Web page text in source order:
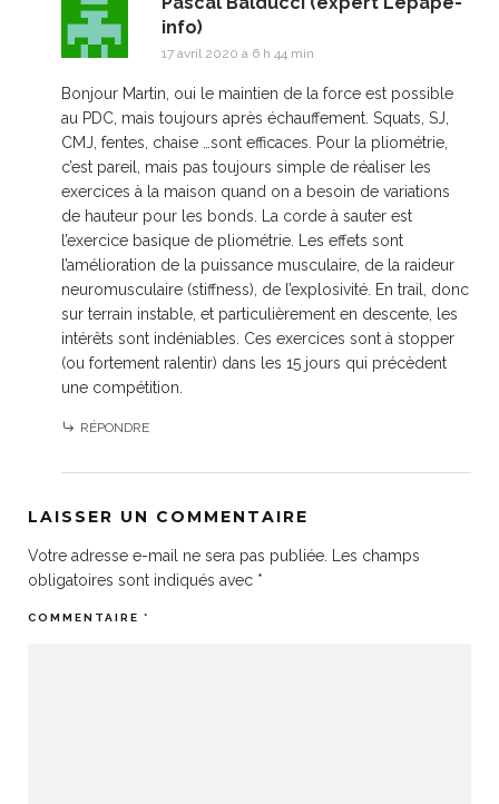
info)
17 avril 2020 à 6 h 44 min
Bonjour Martin, oui le maintien de la force est possible
au PDC, mais toujours après échauffement. Squats, SJ,
CMJ, fentes, chaise …sont efficaces. Pour la pliométrie,
c’est pareil, mais pas toujours simple de réaliser les
exercices à la maison quand on a besoin de variations
de hauteur pour les bonds. La corde à sauter est
l’exercice basique de pliométrie. Les effets sont
l’amélioration de la puissance musculaire, de la raideur
neuromusculaire (stiffness), de l’explosivité. En trail, donc
sur terrain instable, et particulièrement en descente, les
intérêts sont indéniables. Ces exercices sont à stopper
(ou fortement ralentir) dans les 15 jours qui précèdent
une compétition.
RÉPONDRE
LAISSER UN COMMENTAIRE
Votre adresse e-mail ne sera pas publiée.
Les champs
obligatoires sont indiqués avec *
COMMENTAIRE *